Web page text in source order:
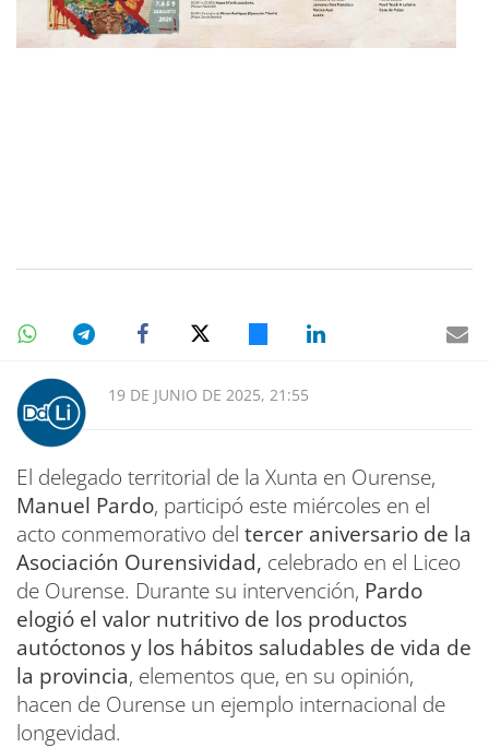
19 DE JUNIO DE 2025, 21:55
El delegado territorial de la Xunta en Ourense,
Manuel Pardo, participó este miércoles en el
acto conmemorativo del tercer aniversario de la
Asociación Ourensividad, celebrado en el Liceo
de Ourense. Durante su intervención, Pardo
elogió el valor nutritivo de los productos
autóctonos y los hábitos saludables de vida de
la provincia, elementos que, en su opinión,
hacen de Ourense un ejemplo internacional de
longevidad.